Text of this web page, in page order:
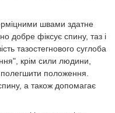
швами здатне
добре фіксує спину, таз і
тазостегнового суглоба
крім сили людини,
полегшити положення.
а також допомагає